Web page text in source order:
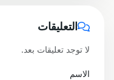
التعليقات
لا توجد تعليقات بعد.
الاسم